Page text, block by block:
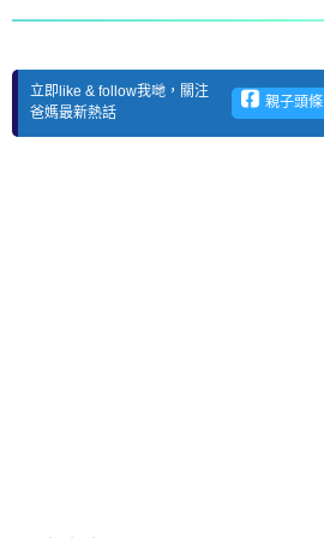
立即like & follow我哋，關注
爸媽最新熱話
親子頭條